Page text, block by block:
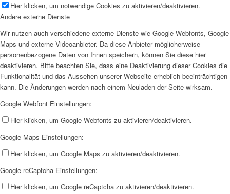
Hier klicken, um notwendige Cookies zu aktivieren/deaktivieren.
Andere externe Dienste
Wir nutzen auch verschiedene externe Dienste wie Google Webfonts, Google
Maps und externe Videoanbieter. Da diese Anbieter möglicherweise
personenbezogene Daten von Ihnen speichern, können Sie diese hier
deaktivieren. Bitte beachten Sie, dass eine Deaktivierung dieser Cookies die
Funktionalität und das Aussehen unserer Webseite erheblich beeinträchtigen
kann. Die Änderungen werden nach einem Neuladen der Seite wirksam.
Google Webfont Einstellungen:
Hier klicken, um Google Webfonts zu aktivieren/deaktivieren.
Google Maps Einstellungen:
Hier klicken, um Google Maps zu aktivieren/deaktivieren.
Google reCaptcha Einstellungen:
Hier klicken, um Google reCaptcha zu aktivieren/deaktivieren.